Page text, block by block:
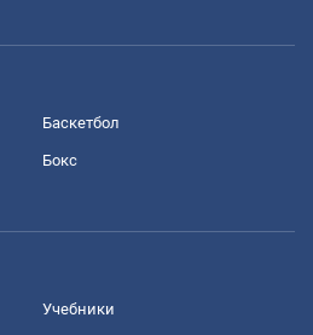
Баскетбол
Бокс
Учебники